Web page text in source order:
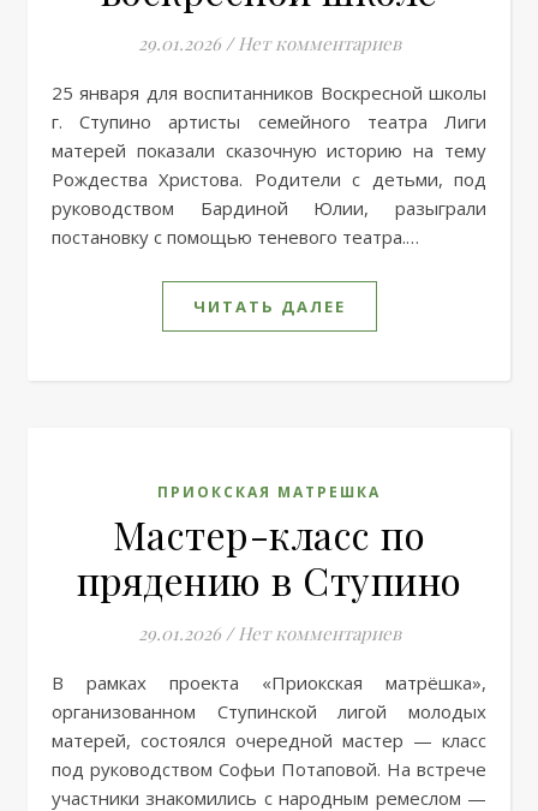
29.01.2026 / Нет комментариев
25 января для воспитанников Воскресной школы
г. Ступино артисты семейного театра Лиги
матерей показали сказочную историю на тему
Рождества Христова. Родители с детьми, под
руководством Бардиной Юлии, разыграли
постановку с помощью теневого театра.…
ЧИТАТЬ ДАЛЕЕ
ПРИОКСКАЯ МАТРЕШКА
Мастер-класс по
прядению в Ступино
29.01.2026 / Нет комментариев
В рамках проекта «Приокская матрёшка»,
организованном Ступинской лигой молодых
матерей, состоялся очередной мастер — класс
под руководством Софьи Потаповой. На встрече
участники знакомились с народным ремеслом —